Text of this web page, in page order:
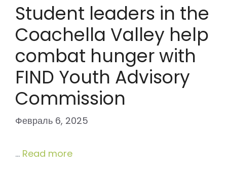
Student leaders in the
Coachella Valley help
combat hunger with
FIND Youth Advisory
Commission
Февраль 6, 2025
… Read more